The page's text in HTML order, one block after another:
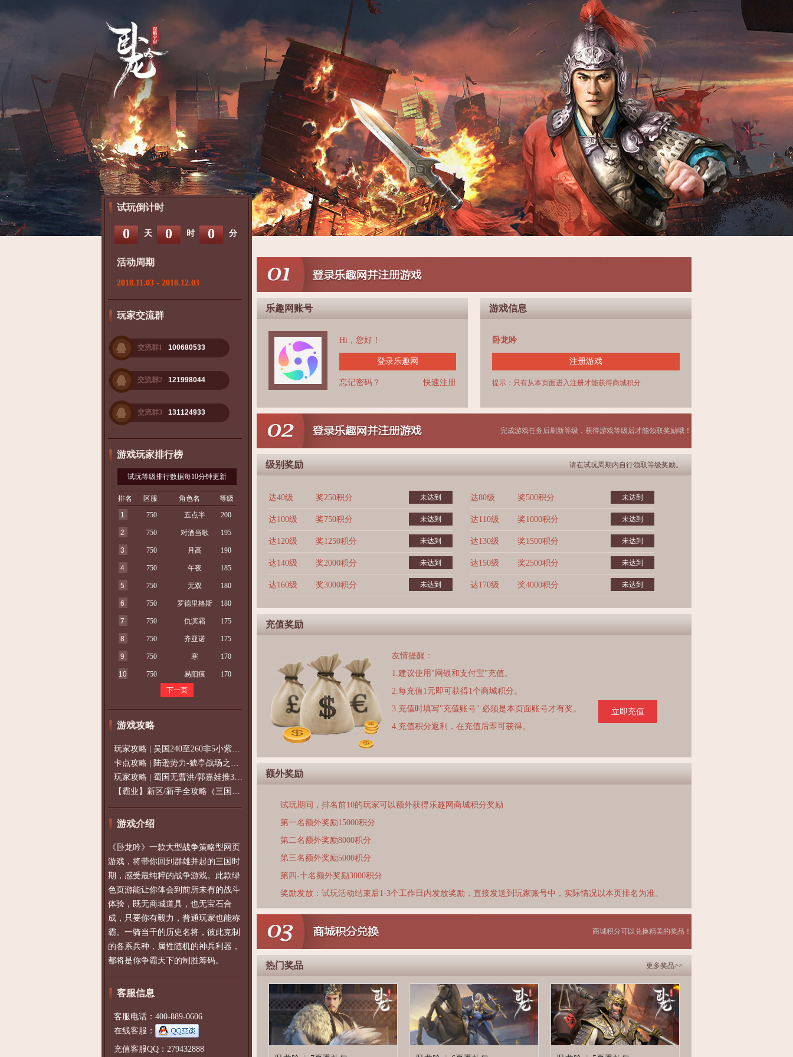
试玩倒计时
0 天 0 时 0 分
活动周期
2018.11.03 - 2018.12.03
玩家交流群
交流群1 100680533
交流群2 121998044
交流群3 131124933
游戏玩家排行榜
试玩等级排行数据每10分钟更新
排名 区服 角色名
等级
1
750 五点半 200
2 750 对酒当歌 195
3 750 月高 190
4 750 午夜 185
5 750 无双 180
6 750 罗德里格斯 180
7 750 仇滨霜 175
8 750 齐亚诺 175
9 750 寒 170
10 750 易阳痕
170
下一页
游戏攻略
玩家攻略 | 吴国240至260非5小紫过策免
卡点攻略 | 陆逊势力-猇亭战场之陆逊
玩家攻略 | 蜀国无曹洪/郭嘉娃推375级，
【霸业】新区/新手全攻略（三国通用）2
游戏介绍
《卧龙吟》一款大型战争策略型网页
游戏，将带你回到群雄并起的三国时
期，感受最纯粹的战争游戏。此款绿
色页游能让你体会到前所未有的战斗
体验，既无商城道具，也无宝石合
成，只要你有毅力，普通玩家也能称
霸。一骑当千的历史名将，彼此克制
的各系兵种，属性随机的神兵利器，
都将是你争霸天下的制胜筹码。
客服信息
客服电话：400-889-0606
在线客服：
充值客服QQ：279432888
乐趣网账号
Hi，您好！
登录乐趣网
快速注册
忘记密码？
游戏信息
卧龙吟
注册游戏
提示：只有从本页面进入注册才能获得商城积分
完成游戏任务后刷新等级，获得游戏等级后才能领取奖励哦！
级别奖励 请在试玩周期内自行领取等级奖励。
达40级 奖250积分 未达到 达80级 奖500积分 未达到
达100级 奖750积分 未达到 达110级 奖1000积分 未达到
达120级 奖1250积分 未达到 达130级 奖1500积分 未达到
达140级 奖2000积分 未达到 达150级 奖2500积分 未达到
达160级 奖3000积分 未达到 达170级 奖4000积分 未达到
充值奖励
友情提醒：
1.建议使用"网银和支付宝"充值。
2.每充值1元即可获得1个商城积分。
3.充值时填写"充值账号" 必须是本页面账号才有奖。
4.充值积分返利，在充值后即可获得。
立即充值
额外奖励
试玩期间，排名前10的玩家可以额外获得乐趣网商城积分奖励
第一名额外奖励15000积分
第二名额外奖励8000积分
第三名额外奖励5000积分
第四-十名额外奖励3000积分
奖励发放：试玩活动结束后1-3个工作日内发放奖励，直接发送到玩家账号中，实际情况以本页排名为准。
商城积分可以兑换精美的奖品！
热门奖品 更多奖品>>